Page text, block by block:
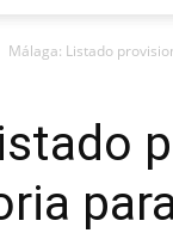
Málaga: Listado